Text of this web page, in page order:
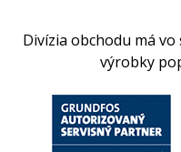
Divízia obchodu má
výrobky